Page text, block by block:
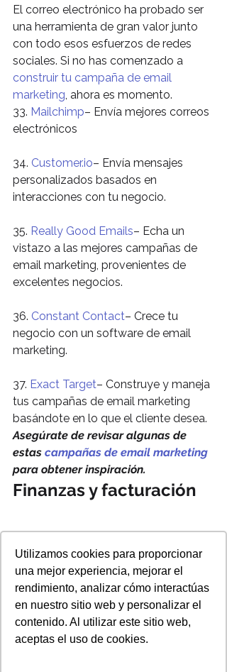
Utilizamos cookies para proporcionar
una mejor experiencia, mejorar el
rendimiento, analizar cómo interactúas
en nuestro sitio web y personalizar el
contenido. Al utilizar este sitio web,
aceptas el uso de cookies.
El correo electrónico ha probado ser
una herramienta de gran valor junto
con todo esos esfuerzos de redes
sociales. Si no has comenzado a
construir tu campaña de email
marketing, ahora es momento.
33. Mailchimp– Envía mejores correos
electrónicos
34. Customer.io– Envía mensajes
personalizados basados en
interacciones con tu negocio.
35. Really Good Emails– Echa un
vistazo a las mejores campañas de
email marketing, provenientes de
excelentes negocios.
36. Constant Contact– Crece tu
negocio con un software de email
marketing.
37. Exact Target– Construye y maneja
tus campañas de email marketing
basándote en lo que el cliente desea.
Asegúrate de revisar algunas de
estas campañas de email marketing
para obtener inspiración.
Finanzas y facturación
Seguramente en algún momento,
todo emprendedor va a requerir
facturar a sus clientes. Esto puede
resultar todo un dolor de cabeza si no